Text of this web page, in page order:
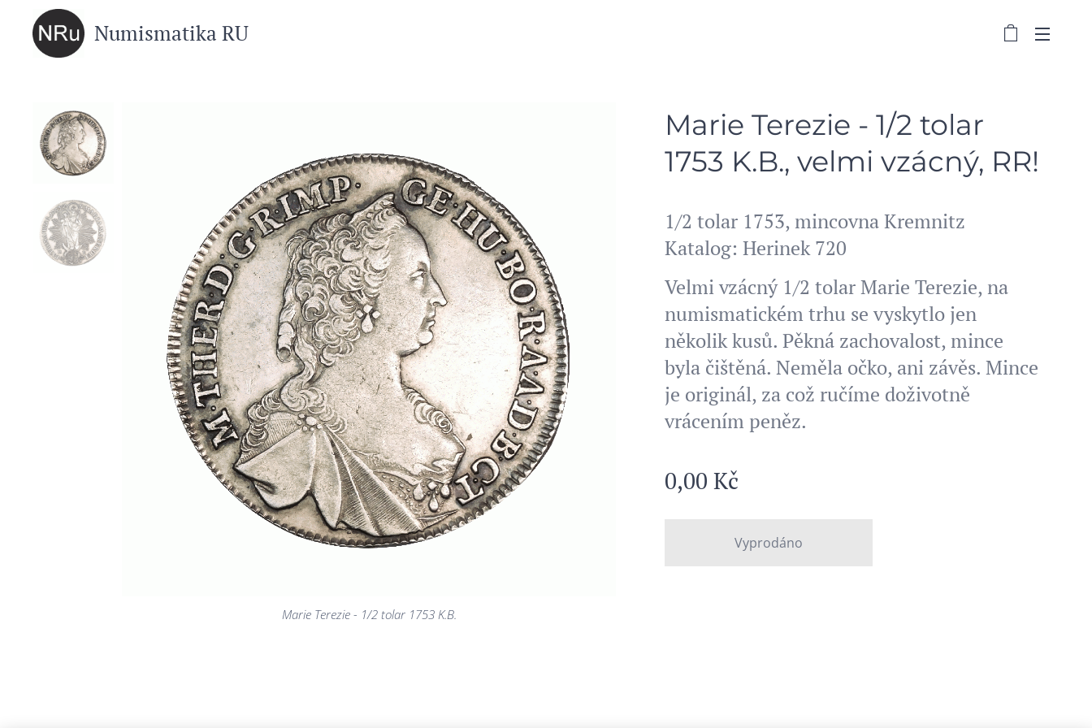
Numismatika RU
Marie Terezie - 1/2 tolar
1753 K.B., velmi vzácný, RR!
Marie Terezie - 1/2 tolar 1753 K.B.
Marie Terezie - 1/2 tolar 1753 K.B.
1/2 tolar 1753, mincovna Kremnitz
Katalog: Herinek 720
Velmi vzácný 1/2 tolar Marie Terezie, na
numismatickém trhu se vyskytlo jen
několik kusů. Pěkná zachovalost, mince
byla čištěná. Neměla očko, ani závěs. Mince
je originál, za což ručíme doživotně
vrácením peněz.
0,00 Kč
Vyprodáno